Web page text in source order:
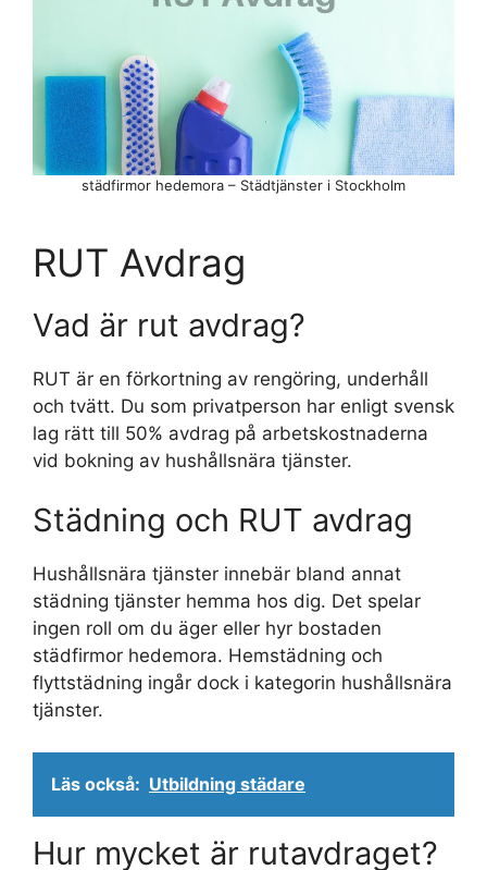
RUT Avdrag
Vad är rut avdrag?
RUT är en förkortning av rengöring, underhåll
och tvätt. Du som privatperson har enligt svensk
lag rätt till 50% avdrag på arbetskostnaderna
vid bokning av hushållsnära tjänster.
Städning och RUT avdrag
Hushållsnära tjänster innebär bland annat
städning tjänster hemma hos dig. Det spelar
ingen roll om du äger eller hyr bostaden
städfirmor hedemora. Hemstädning och
flyttstädning ingår dock i kategorin hushållsnära
tjänster.
Läs också: Utbildning städare
Hur mycket är rutavdraget?
städfirmor hedemora – Städtjänster i Stockholm